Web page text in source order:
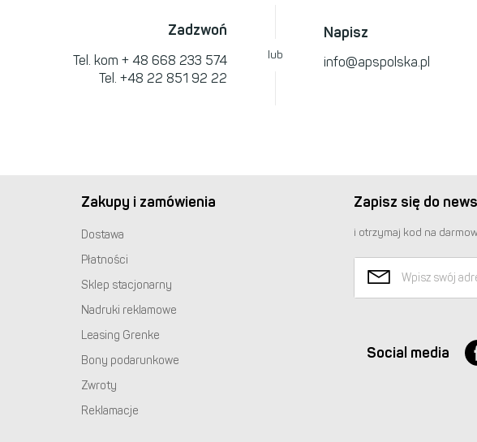
Zadzwoń
Tel. kom + 48 668 233 574
Tel. +48 22 851 92 22
lub
Napisz
info@apspolska.pl
Zakupy i zamówienia
Dostawa
Płatności
Sklep stacjonarny
Nadruki reklamowe
Leasing Grenke
Bony podarunkowe
Zwroty
Reklamacje
Zapisz się do
i otrzymaj kod na
Social media